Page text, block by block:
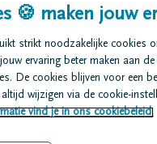
begraven worden?
🍪 maken jouw
strikt noodzakelijke cookies
ervaring beter maken aan
De cookies blijven voor een
wijzigen via de cookie-
vind je in ons cookiebeleid.